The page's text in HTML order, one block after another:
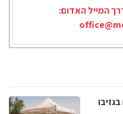
המייל האדום: